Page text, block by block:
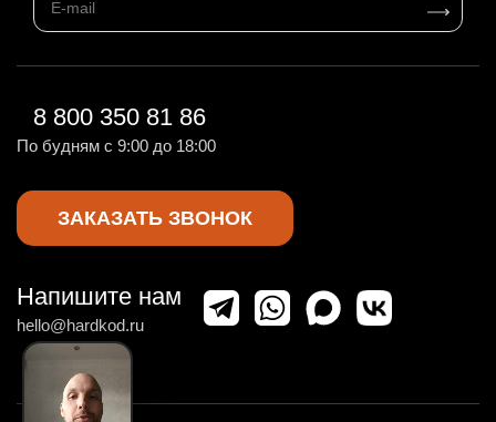
8 800 350 81 86
По будням с 9:00 до 18:00
ЗАКАЗАТЬ ЗВОНОК
Напишите нам
hello@hardkod.ru